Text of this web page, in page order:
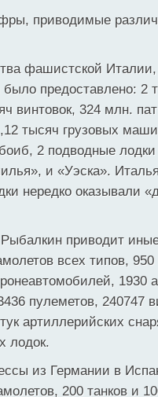
приводимые
фашистской
предоставлено: 2
винтовок, 324 млн.
тысяч грузовых
2 подводные
и «Уэска».
нередко оказывали
приводит
всех типов,
1930
пулеметов, 240747
артиллерийских
лодок.
из Германии в
200 танков и